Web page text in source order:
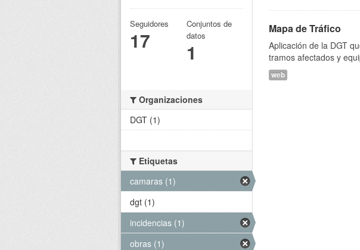
Mapa de Tráfico
Aplicación de la DGT
tramos afectados y
web
Seguidores
17
Conjuntos de
datos
1
Organizaciones
DGT (1)
Etiquetas
camaras (1)
dgt (1)
incidencias (1)
obras (1)